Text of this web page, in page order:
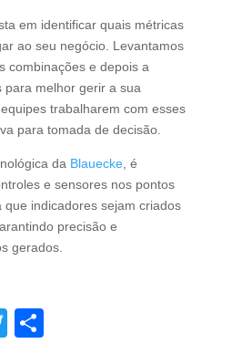
em identificar quais métricas
ao seu negócio. Levantamos
combinações e depois a
para melhor gerir a sua
trabalharem com esses
para tomada de decisão.
da Blauecke, é
e sensores nos pontos
indicadores sejam criados
precisão e
gerados.
T